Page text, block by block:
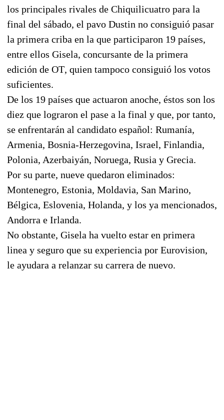
los principales rivales de Chiquilicuatro para la
final del sábado, el pavo Dustin no consiguió pasar
la primera criba en la que participaron 19 países,
entre ellos Gisela, concursante de la primera
edición de OT, quien tampoco consiguió los votos
suficientes.
De los 19 países que actuaron anoche, éstos son los
diez que lograron el pase a la final y que, por tanto,
se enfrentarán al candidato español: Rumanía,
Armenia, Bosnia-Herzegovina, Israel, Finlandia,
Polonia, Azerbaiyán, Noruega, Rusia y Grecia.
Por su parte, nueve quedaron eliminados:
Montenegro, Estonia, Moldavia, San Marino,
Bélgica, Eslovenia, Holanda, y los ya mencionados,
Andorra e Irlanda.
No obstante, Gisela ha vuelto estar en primera
linea y seguro que su experiencia por Eurovision,
le ayudara a relanzar su carrera de nuevo.